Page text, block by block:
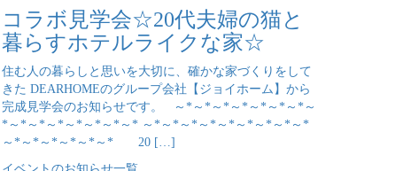
コラボ見学会☆20代夫婦の猫と
暮らすホテルライクな家☆
住む人の暮らしと思いを大切に、確かな家づくりをして
きた DEARHOMEのグループ会社【ジョイホーム】から
完成見学会のお知らせです。 ～*～*～*～*～*～*～*～
*～*～*～*～*～*～*～* ～*～*～*～*～*～*～*～*～*
～*～*～*～*～*～* 20 […]